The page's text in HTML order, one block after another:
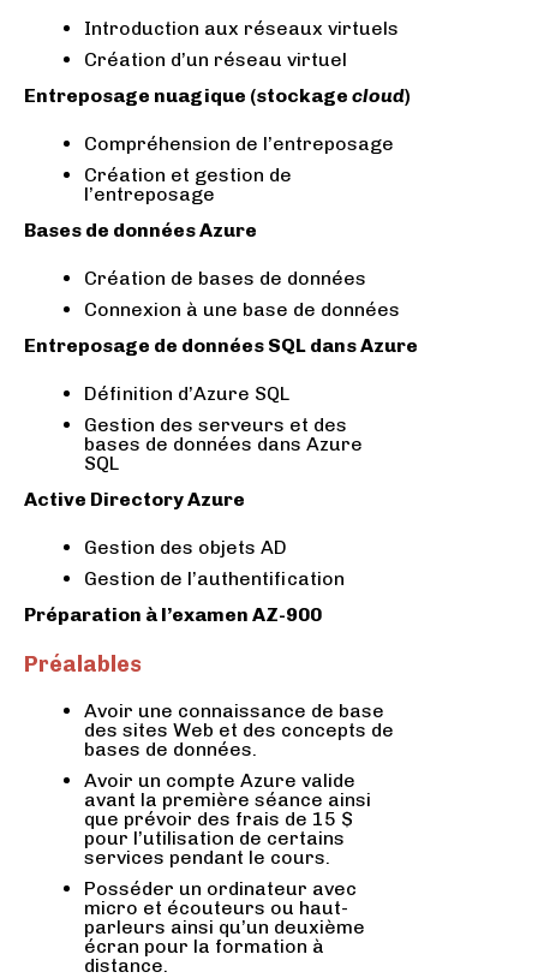
Introduction aux réseaux virtuels
Création d’un réseau virtuel
Entreposage nuagique (stockage cloud)
Compréhension de l’entreposage
Création et gestion de
l’entreposage
Bases de données Azure
Création de bases de données
Connexion à une base de données
Entreposage de données SQL dans Azure
Définition d’Azure SQL
Gestion des serveurs et des
bases de données dans Azure
SQL
Active Directory Azure
Gestion des objets AD
Gestion de l’authentification
Préparation à l’examen AZ-900
Préalables
Avoir une connaissance de base
des sites Web et des concepts de
bases de données.
Avoir un compte Azure valide
avant la première séance ainsi
que prévoir des frais de 15 $
pour l’utilisation de certains
services pendant le cours.
Posséder un ordinateur avec
micro et écouteurs ou haut-
parleurs ainsi qu’un deuxième
écran pour la formation à
distance.